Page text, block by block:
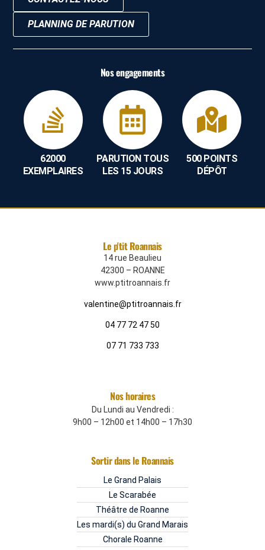
PLANNING DE PARUTION
Nos engagements
62000
EXEMPLAIRES
PARUTION TOUS
LES 15 JOURS
500 POINTS
DÉPÔT
Le p'tit Roannais
14 rue Beaulieu
42300 – ROANNE
www.ptitroannais.fr
valentine@ptitroannais.fr
04 77 72 47 50
07 71 733 733
Nos horaires
Du Lundi au Vendredi :
9h00 – 12h00 et 14h00 – 17h30
Sortir dans le Roannais
Le Grand Palais
Le Scarabée
Théâtre de Roanne
Les mardi(s) du Grand Marais
Chorale Roanne